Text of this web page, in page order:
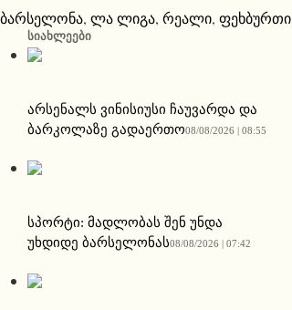
ბარსელონა, ლა ლიგა, რეალი, ფეხბურთი
ᲡᲘᲐᲮᲚᲔᲔᲑᲘ
არსენალს ვინისიუსი ჩაუვარდა და
ბარკოლაზე გადაერთო08/08/2026 | 08:55
სპორტი: მადლობას შენ უნდა
უხდიდე ბარსელონას08/08/2026 | 07:42